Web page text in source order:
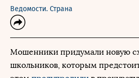
Ведомости. Страна
Мошенники придумали новую
школьников, которым